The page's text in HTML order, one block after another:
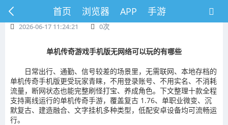
首页 浏览器 APP 手游
2026-06-17 11:24:21 0次
单机传奇游戏手机版无网络可以玩的有哪些
日常出行、通勤、信号较差的场景里，无需联网、本地存档的
单机传奇手机版更受玩家青睐，不用登录账号、不用实名、不消耗
流量，断网状态也能完整刷怪打宝、养成角色。下文整理十款全程
支持离线运行的单机传奇手游，覆盖复古 1.76、单职业微变、沉
默复古、建造融合、文字挂机多种类型，低配安卓设备均可流畅运
行。